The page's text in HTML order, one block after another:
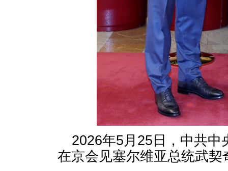
2026年5月25日，中共中
在京会见塞尔维亚总统武契